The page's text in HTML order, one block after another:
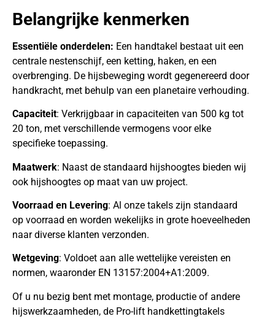
Belangrijke kenmerken
Essentiële onderdelen: Een handtakel bestaat uit een
centrale nestenschijf, een ketting, haken, en een
overbrenging. De hijsbeweging wordt gegenereerd door
handkracht, met behulp van een planetaire verhouding.
Capaciteit: Verkrijgbaar in capaciteiten van 500 kg tot
20 ton, met verschillende vermogens voor elke
specifieke toepassing.
Maatwerk: Naast de standaard hijshoogtes bieden wij
ook hijshoogtes op maat van uw project.
Voorraad en Levering: Al onze takels zijn standaard
op voorraad en worden wekelijks in grote hoeveelheden
naar diverse klanten verzonden.
Wetgeving: Voldoet aan alle wettelijke vereisten en
normen, waaronder EN 13157:2004+A1:2009.
Of u nu bezig bent met montage, productie of andere
hijswerkzaamheden, de Pro-lift handkettingtakels